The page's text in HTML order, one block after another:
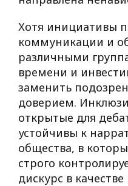
Хотя инициативы
коммуникации и
различными
времени и
заменить
доверием.
открытые для
устойчивы к
общества, в
строго
дискурс в